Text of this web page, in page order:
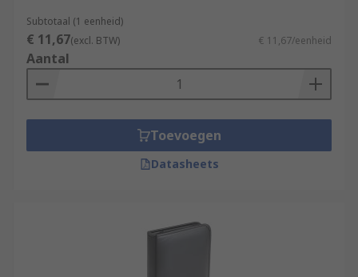
Subtotaal (1 eenheid)
€ 11,67(excl. BTW) € 11,67/eenheid
Aantal
Toevoegen
Datasheets